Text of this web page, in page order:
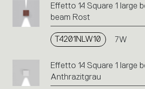
Effetto 14 Square 1 large
beam Rost
T4201NLW10 7W
Effetto 14 Square 1 large
Anthrazitgrau